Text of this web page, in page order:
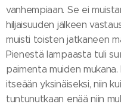
vanhempiaan. Se ei
hiljaisuuden jälkeen
muisti toisten jatkaneen
Pienestä lampaasta tuli
paimenta muiden
itseään yksinäiseksi, niin
tuntunutkaan enää niin